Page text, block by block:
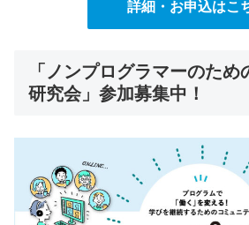
詳細・お申込はこ
「ノンプログラマーのた
研究会」参加募集中！